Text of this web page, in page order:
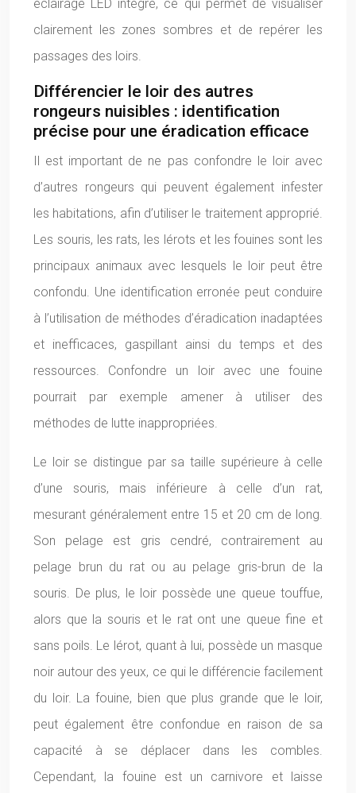
éclairage LED intégré, ce qui permet de visualiser
clairement les zones sombres et de repérer les
passages des loirs.
Différencier le loir des autres
rongeurs nuisibles : identification
précise pour une éradication efficace
Il est important de ne pas confondre le loir avec
d’autres rongeurs qui peuvent également infester
les habitations, afin d’utiliser le traitement approprié.
Les souris, les rats, les lérots et les fouines sont les
principaux animaux avec lesquels le loir peut être
confondu. Une identification erronée peut conduire
à l’utilisation de méthodes d’éradication inadaptées
et inefficaces, gaspillant ainsi du temps et des
ressources. Confondre un loir avec une fouine
pourrait par exemple amener à utiliser des
méthodes de lutte inappropriées.
Le loir se distingue par sa taille supérieure à celle
d’une souris, mais inférieure à celle d’un rat,
mesurant généralement entre 15 et 20 cm de long.
Son pelage est gris cendré, contrairement au
pelage brun du rat ou au pelage gris-brun de la
souris. De plus, le loir possède une queue touffue,
alors que la souris et le rat ont une queue fine et
sans poils. Le lérot, quant à lui, possède un masque
noir autour des yeux, ce qui le différencie facilement
du loir. La fouine, bien que plus grande que le loir,
peut également être confondue en raison de sa
capacité à se déplacer dans les combles.
Cependant, la fouine est un carnivore et laisse